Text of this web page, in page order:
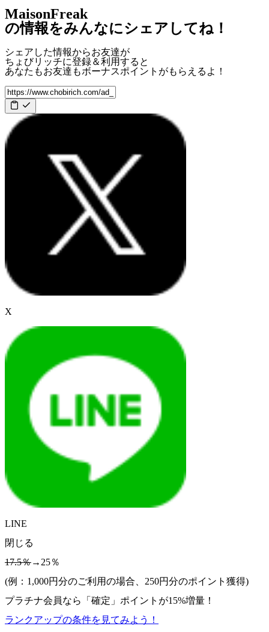
MaisonFreak
の情報をみんなにシェアしてね！
シェアした情報からお友達が
ちょびリッチに登録＆利用すると
あなたもお友達もボーナスポイント がもらえるよ！
X
LINE
閉じる
17.5％→25％
(例：1,000円分のご利用の場合、 250円分のポイント獲得)
プラチナ会員なら
「確定」 ポイントが15%増量！
ランクアップの条件を見てみよう！